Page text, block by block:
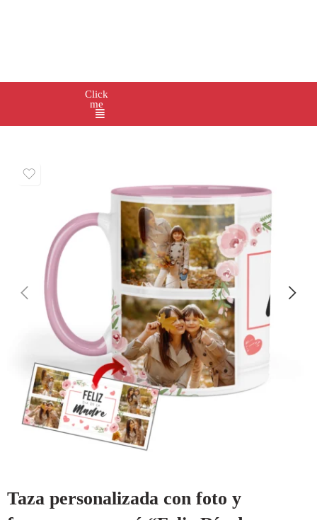
Click
me
Taza personalizada con foto y